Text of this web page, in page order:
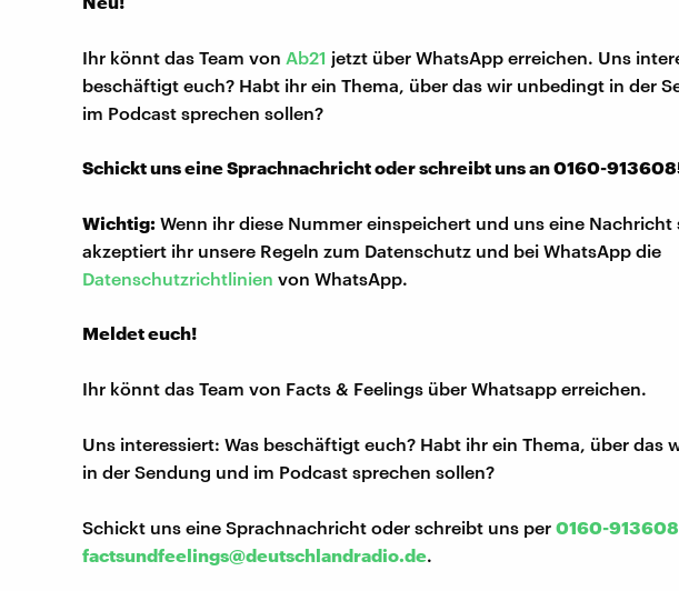
Ihr könnt das Team von Ab21 jetzt über WhatsApp erreichen. Uns
beschäftigt euch? Habt ihr ein Thema, über das wir unbedingt in der
im Podcast sprechen sollen?
Schickt uns eine Sprachnachricht oder schreibt uns an 0160-
Wichtig: Wenn ihr diese Nummer einspeichert und uns eine Nachricht
akzeptiert ihr unsere Regeln zum Datenschutz und bei WhatsApp die
Datenschutzrichtlinien von WhatsApp.
Meldet euch!
Ihr könnt das Team von Facts & Feelings über Whatsapp erreichen.
Uns interessiert: Was beschäftigt euch? Habt ihr ein Thema, über das
in der Sendung und im Podcast sprechen sollen?
Schickt uns eine Sprachnachricht oder schreibt uns per 0160-
factsundfeelings@deutschlandradio.de.